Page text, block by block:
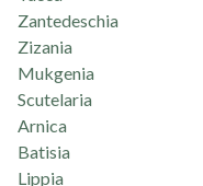
Zantedeschia
Zizania
Mukgenia
Scutelaria
Arnica
Batisia
Lippia